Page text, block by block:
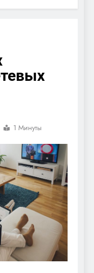
1 Минуты